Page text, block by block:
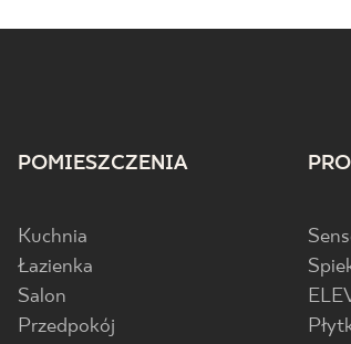
POMIESZCZENIA
Kuchnia
Łazienka
Salon
Przedpokój